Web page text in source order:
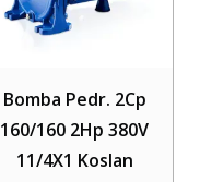
Bomba Pedr. 2Cp
160/160 2Hp 380V
11/4X1 Koslan